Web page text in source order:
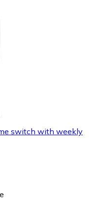
switch with weekly